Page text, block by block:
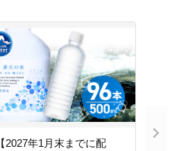
【2027年1月末までに配